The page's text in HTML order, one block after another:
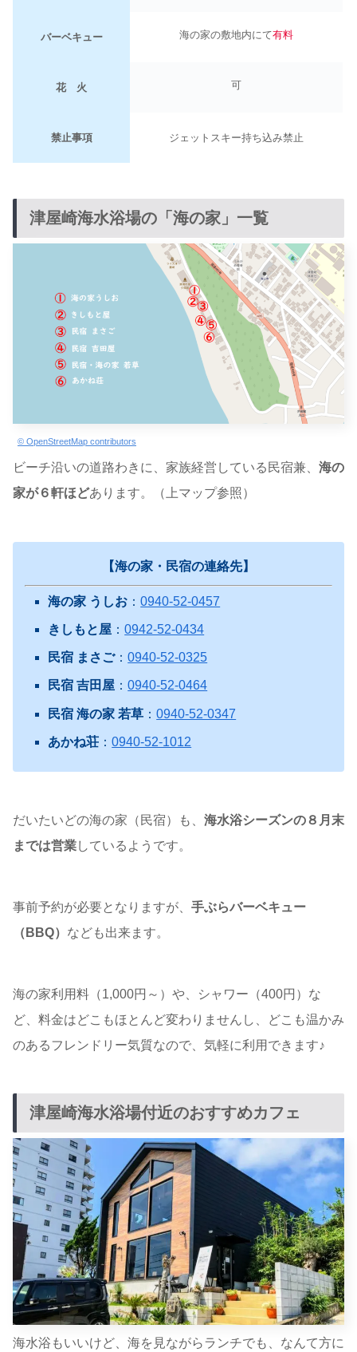
バーベキュー 海の家の敷地内にて有料
花 火 可
禁止事項 ジェットスキー持ち込み禁止
津屋崎海水浴場の「海の家」一覧
© OpenStreetMap contributors
ビーチ沿いの道路わきに、家族経営している民宿兼、 海の
家が６軒ほどあります。（上マップ参照）
【海の家・民宿の連絡先】
海の家 うしお ：0940-52-0457
きしもと屋 ：0942-52-0434
民宿 まさご：0940-52-0325
民宿 吉田屋 ：0940-52-0464
民宿 海の家 若草 ：0940-52-0347
あかね荘 ：0940-52-1012
だいたいどの海の家（民宿）も、 海水浴シーズンの８月末
までは営業しているようです。
事前予約が必要となりますが、 手ぶらバーベキュー
（BBQ） なども出来ます。
海の家利用料（1,000円～）や、シャワー（400円）な
ど、料金はどこもほとんど変わりませんし、どこも温かみ
のあるフレンドリー気質なので、気軽に利用できます♪
津屋崎海水浴場付近のおすすめカフェ
海水浴もいいけど、海を見ながらランチでも、なんて方に